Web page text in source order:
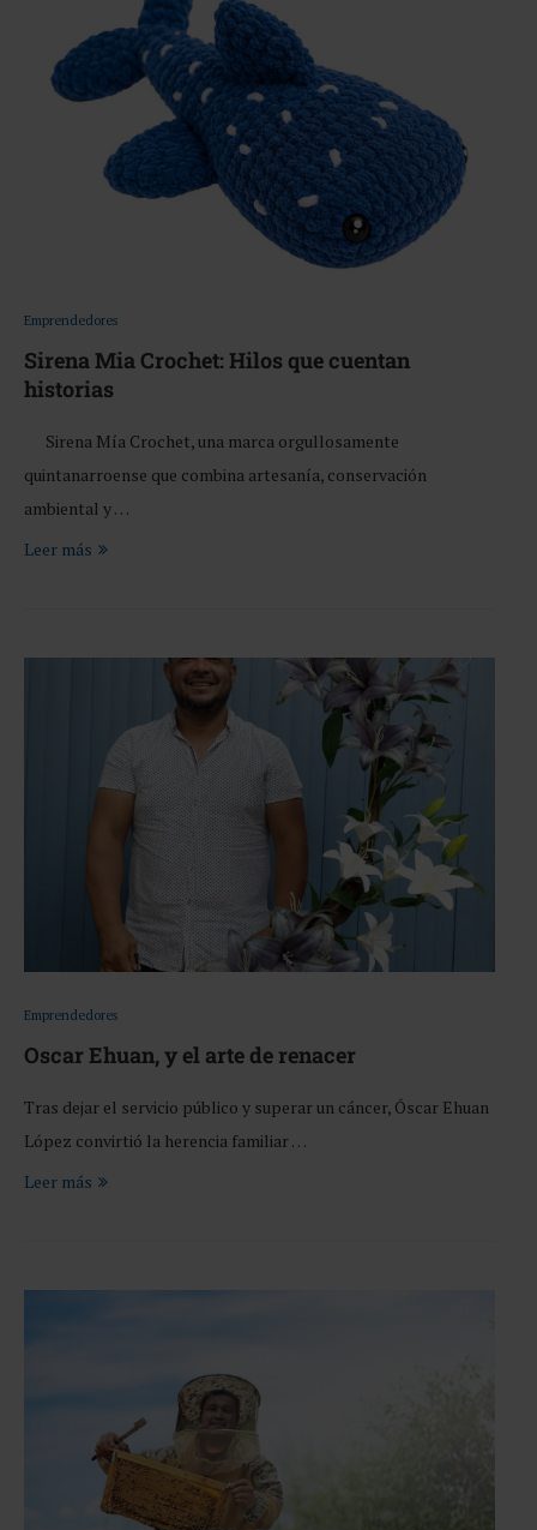
Emprendedores
Sirena Mia Crochet: Hilos que cuentan
historias
Sirena Mía Crochet, una marca orgullosamente
quintanarroense que combina artesanía, conservación
ambiental y …
Leer más
Emprendedores
Oscar Ehuan, y el arte de renacer
Tras dejar el servicio público y superar un cáncer, Óscar Ehuan
López convirtió la herencia familiar …
Leer más